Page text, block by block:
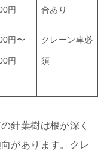
円 合あり
円〜
円
クレーン車必
須
針葉樹は根が深く
があります。クレ